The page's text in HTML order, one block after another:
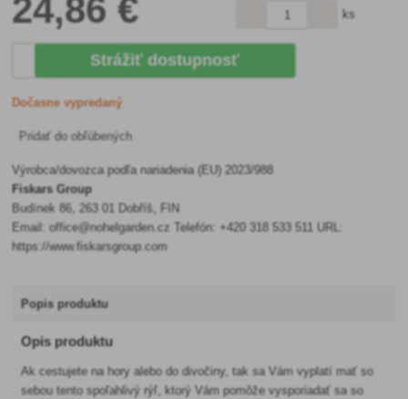
24,86 € ks
Strážiť dostupnosť
Dočasne vypredaný
Pridať do obľúbených
Výrobca/dovozca podľa nariadenia (EU) 2023/988
Fiskars Group
Budínek 86, 263 01 Dobříš, FIN
Email: office@nohelgarden.cz Telefón: +420 318 533 511 URL:
https://www.fiskarsgroup.com
Popis produktu
Opis produktu
Ak cestujete na hory alebo do divočiny, tak sa Vám vyplatí mať so
sebou tento spoľahlivý rýľ, ktorý Vám pomôže vysporiadať sa so